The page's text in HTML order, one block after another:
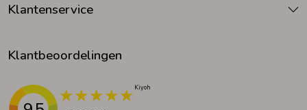
Klantenservice
Klantbeoordelingen